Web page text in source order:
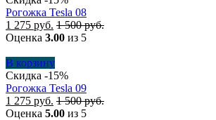
Рогожка Tesla 08
1 275 руб. 1 500руб.
Оценка 3.00 из 5
В корзину
Скидка -15%
Рогожка Tesla 09
1 275 руб. 1 500руб.
Оценка 5.00 из 5